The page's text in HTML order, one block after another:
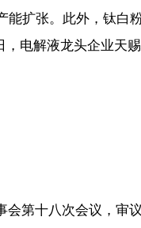
扩张。此外，钛白
电解液龙头企业天
第十八次会议，审